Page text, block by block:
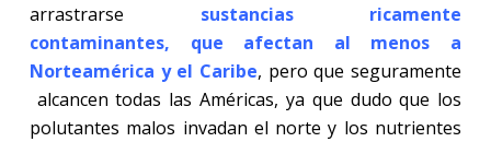
arrastrarse sustancias ricamente
contaminantes, que afectan al menos a
Norteamérica y el Caribe, pero que seguramente
alcancen todas las Américas, ya que dudo que los
polutantes malos invadan el norte y los nutrientes